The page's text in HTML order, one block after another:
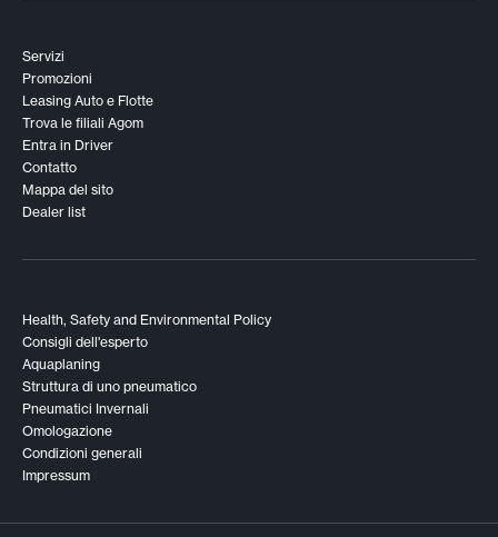
Servizi
Promozioni
Leasing Auto e Flotte
Trova le filiali Agom
Entra in Driver
Contatto
Mappa del sito
Dealer list
Health, Safety and Environmental Policy
Consigli dell'esperto
Aquaplaning
Struttura di uno pneumatico
Pneumatici Invernali
Omologazione
Condizioni generali
Impressum